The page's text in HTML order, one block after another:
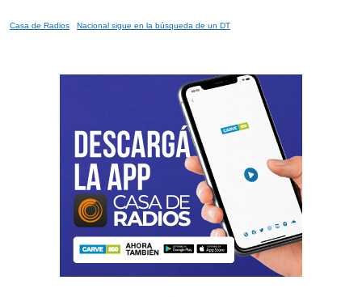
Casa de Radios · Nacional sigue en la búsqueda de un DT